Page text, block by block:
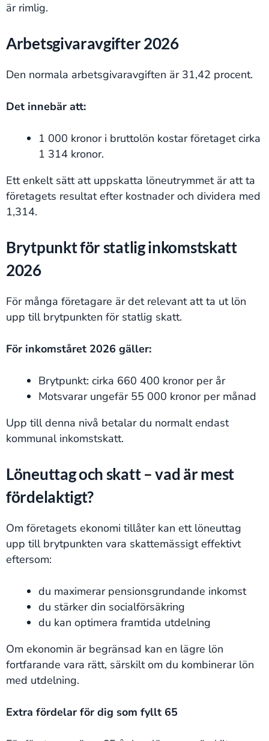
är rimlig.
Arbetsgivaravgifter 2026
Den normala arbetsgivaravgiften är 31,42 procent.
Det innebär att:
1 000 kronor i bruttolön kostar företaget cirka
1 314 kronor.
Ett enkelt sätt att uppskatta löneutrymmet är att ta
företagets resultat efter kostnader och dividera med
1,314.
Brytpunkt för statlig inkomstskatt
2026
För många företagare är det relevant att ta ut lön
upp till brytpunkten för statlig skatt.
För inkomståret 2026 gäller:
Brytpunkt: cirka 660 400 kronor per år
Motsvarar ungefär 55 000 kronor per månad
Upp till denna nivå betalar du normalt endast
kommunal inkomstskatt.
Löneuttag och skatt – vad är mest
fördelaktigt?
Om företagets ekonomi tillåter kan ett löneuttag
upp till brytpunkten vara skattemässigt effektivt
eftersom:
du maximerar pensionsgrundande inkomst
du stärker din socialförsäkring
du kan optimera framtida utdelning
Om ekonomin är begränsad kan en lägre lön
fortfarande vara rätt, särskilt om du kombinerar lön
med utdelning.
Extra fördelar för dig som fyllt 65